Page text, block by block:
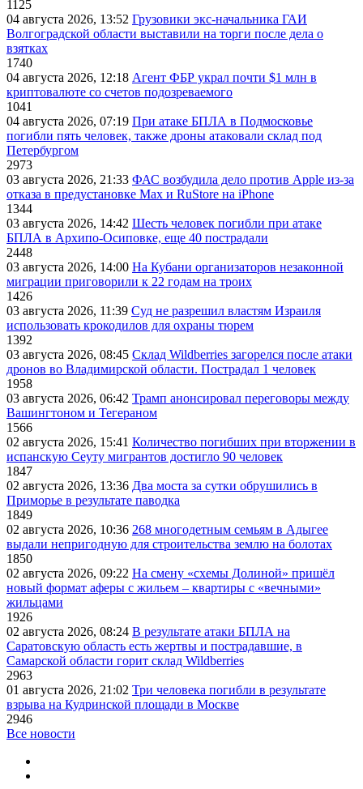
1125
04 августа 2026, 13:52 Грузовики экс-начальника ГАИ
Волгоградской области выставили на торги после дела о
взятках
1740
04 августа 2026, 12:18 Агент ФБР украл почти $1 млн в
криптовалюте со счетов подозреваемого
1041
04 августа 2026, 07:19 При атаке БПЛА в Подмосковье
погибли пять человек, также дроны атаковали склад под
Петербургом
2973
03 августа 2026, 21:33 ФАС возбудила дело против Apple из-за
отказа в предустановке Max и RuStore на iPhone
1344
03 августа 2026, 14:42 Шесть человек погибли при атаке
БПЛА в Архипо-Осиповке, еще 40 пострадали
2448
03 августа 2026, 14:00 На Кубани организаторов незаконной
миграции приговорили к 22 годам на троих
1426
03 августа 2026, 11:39 Суд не разрешил властям Израиля
использовать крокодилов для охраны тюрем
1392
03 августа 2026, 08:45 Склад Wildberries загорелся после атаки
дронов во Владимирской области. Пострадал 1 человек
1958
03 августа 2026, 06:42 Трамп анонсировал переговоры между
Вашингтоном и Тегераном
1566
02 августа 2026, 15:41 Количество погибших при вторжении в
испанскую Сеуту мигрантов достигло 90 человек
1847
02 августа 2026, 13:36 Два моста за сутки обрушились в
Приморье в результате паводка
1849
02 августа 2026, 10:36 268 многодетным семьям в Адыгее
выдали непригодную для строительства землю на болотах
1850
02 августа 2026, 09:22 На смену «схемы Долиной» пришёл
новый формат аферы с жильем – квартиры с «вечными»
жильцами
1926
02 августа 2026, 08:24 В результате атаки БПЛА на
Саратовскую область есть жертвы и пострадавшие, в
Самарской области горит склад Wildberries
2963
01 августа 2026, 21:02 Три человека погибли в результате
взрыва на Кудринской площади в Москве
2946
Все новости